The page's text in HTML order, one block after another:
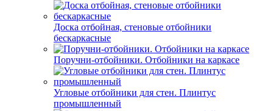
Доска отбойная, стеновые отбойники
бескаркасные
Поручни-отбойники. Отбойники на каркасе
Угловые отбойники для стен. Плинтус
промышленный